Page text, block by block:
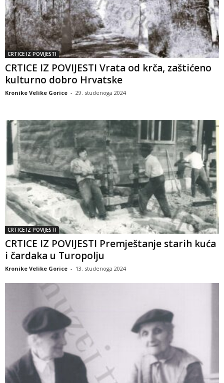
CRTICE IZ POVIJESTI
CRTICE IZ POVIJESTI Vrata od krča, zaštićeno
kulturno dobro Hrvatske
Kronike Velike Gorice - 29. studenoga 2024
CRTICE IZ POVIJESTI
CRTICE IZ POVIJESTI Premještanje starih kuća
i čardaka u Turopolju
Kronike Velike Gorice - 13. studenoga 2024